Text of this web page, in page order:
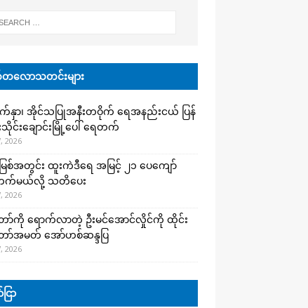
ောသတင်းများ
က်နှာ၊ အိုင်သပြုအနီးတဝိုက် ရေအနည်းငယ် ပြန်
သိုင်းချောင်းမြို့ပေါ် ရေတက်
2026
စ်အတွင်း ထူးကဲဒီရေ အ​မြင့် ၂၁ ပေကျော်
မယ်လို့ သတိပေး
2026
ကို ရောက်လာတဲ့ ဦးမင်အောင်လှိုင်ကို ထိုင်း
အမတ် အော်ဟစ်ဆန္ဒပြ
2026
ြာ